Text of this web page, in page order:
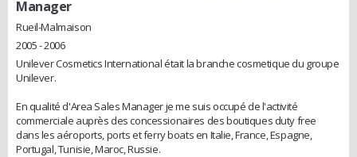
Manager
Rueil-Malmaison
2005 - 2006
Unilever Cosmetics International était la branche cosmetique du groupe
Unilever.
En qualité d'Area Sales Manager je me suis occupé de l'activité
commerciale auprès des concessionaires des boutiques duty free
dans les aéroports, ports et ferry boats en Italie, France, Espagne,
Portugal, Tunisie, Maroc, Russie.